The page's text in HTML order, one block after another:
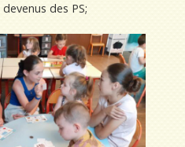
des PS;